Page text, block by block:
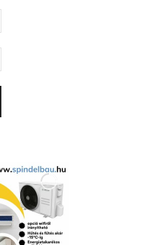
mail:*